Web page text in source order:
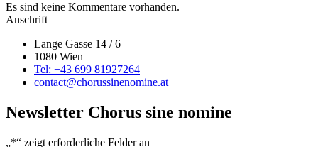
Es sind keine Kommentare vorhanden.
Anschrift
Lange Gasse 14 / 6
1080 Wien
Tel: +43 699 81927264
contact@chorussinenomine.at
Newsletter Chorus sine nomine
„*“ zeigt erforderliche Felder an